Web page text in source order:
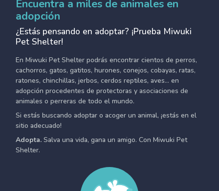
Encuentra a miles de animales en
adopción
¿Estás pensando en adoptar? ¡Prueba Miwuki
Pet Shelter!
En Miwuki Pet Shelter podrás encontrar cientos de perros,
cachorros, gatos, gatitos, hurones, conejos, cobayas, ratas,
ratones, chinchillas, jerbos, cerdos reptiles, aves... en
adopción procedentes de protectoras y asociaciones de
animales o perreras de todo el mundo.
Si estás buscando adoptar o acoger un animal, ¡estás en el
sitio adecuado!
Adopta. Salva una vida, gana un amigo. Con Miwuki Pet
Shelter.